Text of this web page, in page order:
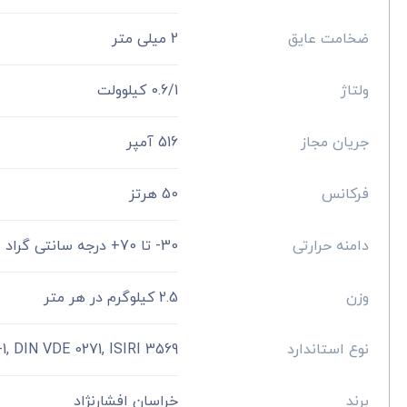
ضخامت عایق 2 میلی متر
ولتاژ 0.6/1 کیلوولت
جریان مجاز 516 آمپر
فرکانس 50 هرتز
دامنه حرارتی 30- تا 70+ درجه سانتی گراد
وزن 2.5 کیلوگرم در هر متر
نوع استاندارد DIN VDE 0271, ISIRI 3569
برند خراسان افشارنژاد